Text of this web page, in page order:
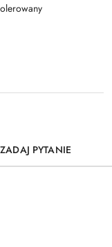
ZADAJ PYTANIE